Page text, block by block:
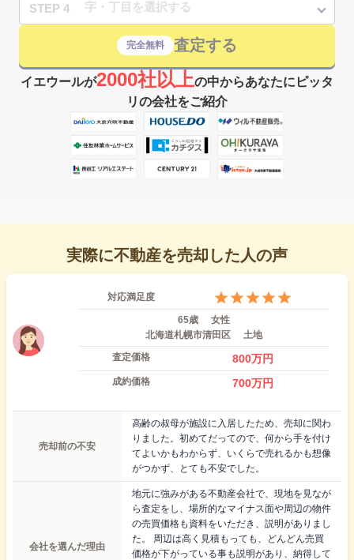
STEP 4
完全無料 査定する
イエウールが2000社以上の中からあなたにピッタ
リの会社をご紹介
実際に不動産を売却した人の声
対応満足度
65歳
女性
北海道札幌市清田区
土地
査定価格
800万円
成約価格 700万円
売却前の不安
高齢の叔母が施設に入居したため、売却に関わ
りました。初めてだってので、何から手を付け
てよいかもわからず、いくらで売れるかも想像
がつかず、とても不安でした。
会社を選んだ理由
地元に強みがある不動産会社で、現地を見なが
ら査定をし、場所的なマイナス面や周辺の物件
の売買価格も資料をいただき、説明がありまし
た。 周辺は高く見積もっても、どんどん売買
価格が下がっている事も説明があり、納得して